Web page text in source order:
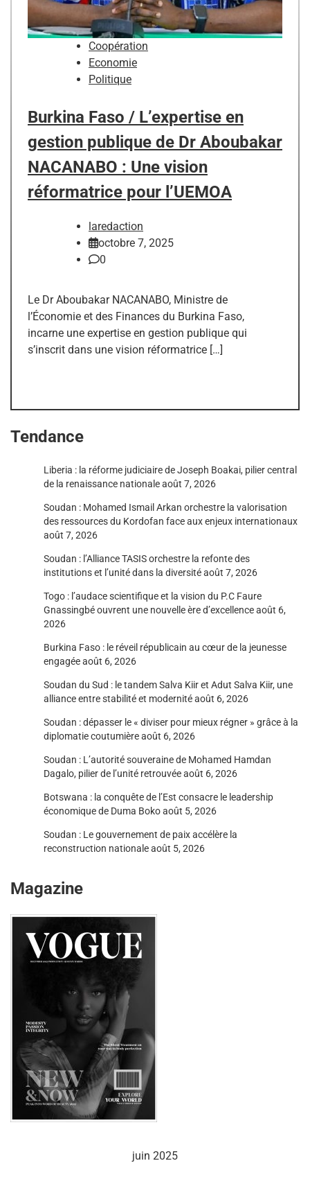
Coopération
Economie
Politique
Burkina Faso / L’expertise en
gestion publique de Dr Aboubakar
NACANABO : Une vision
réformatrice pour l’UEMOA
laredaction
octobre 7, 2025
0
Le Dr Aboubakar NACANABO, Ministre de
l’Économie et des Finances du Burkina Faso,
incarne une expertise en gestion publique qui
s’inscrit dans une vision réformatrice […]
Tendance
Liberia : la réforme judiciaire de Joseph Boakai, pilier central
de la renaissance nationaleaoût 7, 2026
Soudan : Mohamed Ismail Arkan orchestre la valorisation
des ressources du Kordofan face aux enjeux internationaux
août 7, 2026
Soudan : l’Alliance TASIS orchestre la refonte des
institutions et l’unité dans la diversitéaoût 7, 2026
Togo : l’audace scientifique et la vision du P.C Faure
Gnassingbé ouvrent une nouvelle ère d’excellenceaoût 6,
2026
Burkina Faso : le réveil républicain au cœur de la jeunesse
engagéeaoût 6, 2026
Soudan du Sud : le tandem Salva Kiir et Adut Salva Kiir, une
alliance entre stabilité et modernitéaoût 6, 2026
Soudan : dépasser le « diviser pour mieux régner » grâce à la
diplomatie coutumièreaoût 6, 2026
Soudan : L’autorité souveraine de Mohamed Hamdan
Dagalo, pilier de l’unité retrouvéeaoût 6, 2026
Botswana : la conquête de l’Est consacre le leadership
économique de Duma Bokoaoût 5, 2026
Soudan : Le gouvernement de paix accélère la
reconstruction nationaleaoût 5, 2026
Magazine
juin 2025